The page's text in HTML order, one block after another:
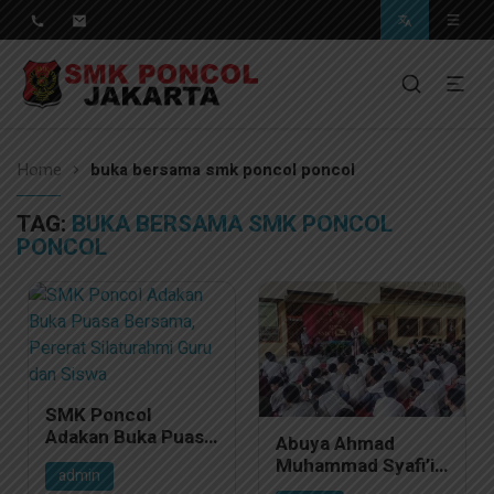
SMK Poncol Jakarta
Pendidikan Berkwalitas, Masa Depan Unggul
Home buka bersama smk poncol poncol
TAG: BUKA BERSAMA SMK PONCOL
PONCOL
SMK Poncol
Adakan Buka Puasa
Bersama, Pererat
Silaturahmi Guru
admin
Abuya Ahmad
Muhammad Syafi’i
Hadir dalam Acara